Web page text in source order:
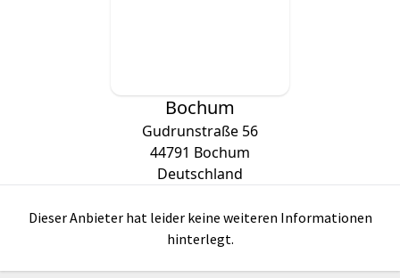
Bochum
Gudrunstraße 56
44791 Bochum
Deutschland
Dieser Anbieter hat leider keine weiteren Informationen
hinterlegt.